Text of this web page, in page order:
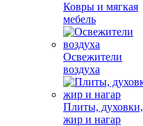
Ковры и мягкая
мебель
Освежители
воздуха
Плиты, духовки,
жир и нагар